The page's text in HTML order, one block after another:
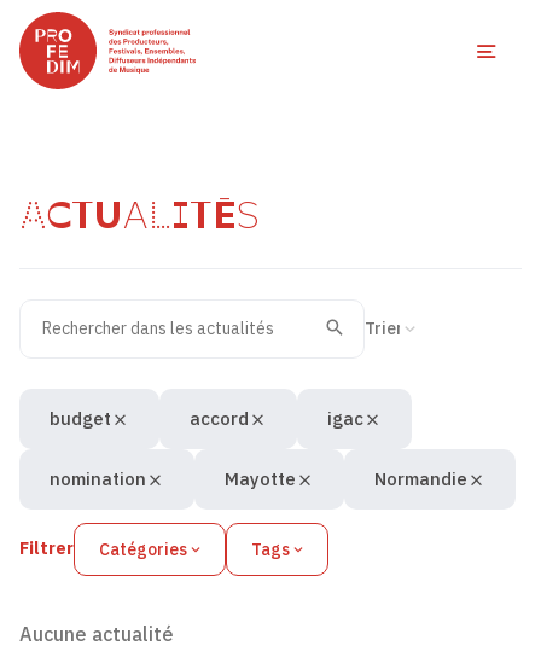
ACTUALITÉS
Recherche
Valider
Filtrer Catégories Tags
budget accord igac
nomination Mayotte Normandie
Aucune actualité